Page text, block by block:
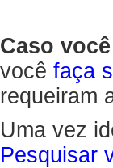
Caso
você faça
requeiram
Uma vez
Pesquisar